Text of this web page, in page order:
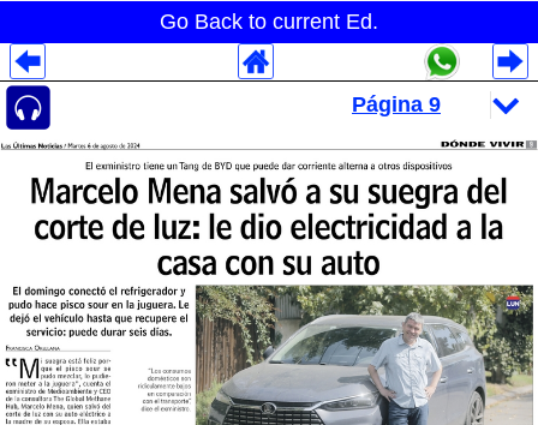
Go Back to current Ed.
Despliegues Analytics
Despliegues Totales
Despliegues por Rubros